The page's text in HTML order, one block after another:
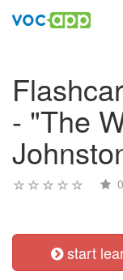
- "The
0
start